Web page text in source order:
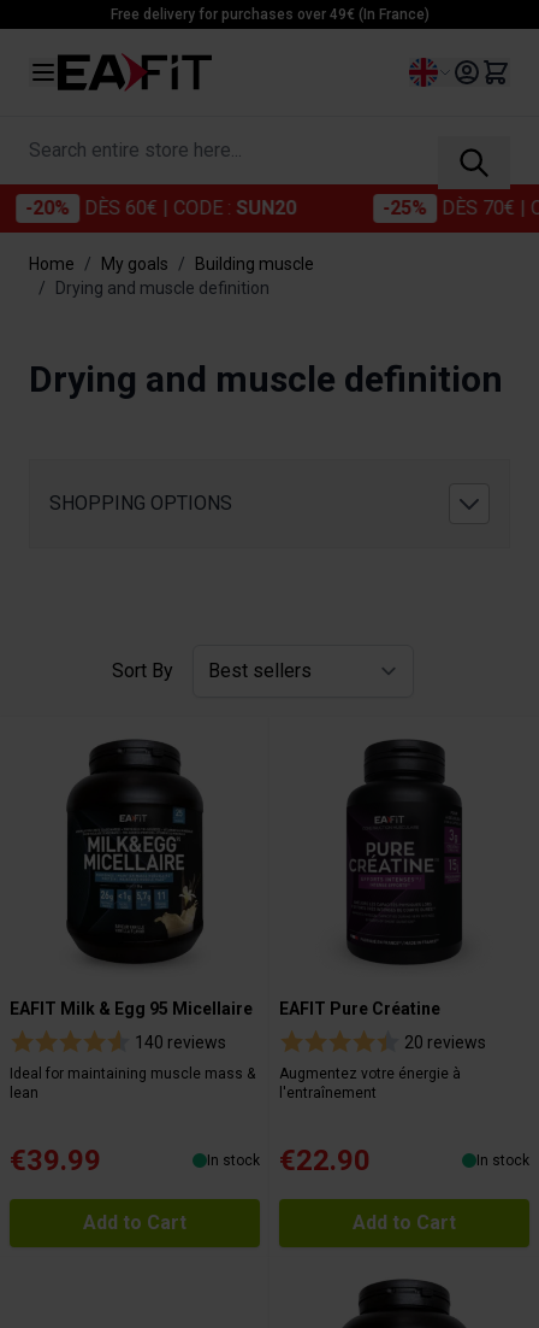
Skip to ContentFree delivery for purchases over 49€ (In France)
Language
Search entire store here...
DÈS 60€ | CODE :SUN20 -25% DÈS 70€ |
Home / My goals /
Building muscle
/
Drying and muscle definition
Drying and muscle definition
SHOPPING OPTIONS
Sort By
EAFIT Milk & Egg 95 Micellaire
140 reviews
Ideal for maintaining muscle mass &
lean
€39.99 In stock
Add to Cart
EAFIT Pure Créatine
20 reviews
Augmentez votre énergie à
l'entraînement
€22.90 In stock
Add to Cart